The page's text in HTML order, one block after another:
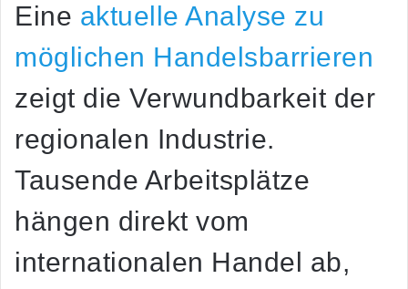
Eine aktuelle Analyse zu
möglichen Handelsbarrieren
zeigt die Verwundbarkeit der
regionalen Industrie.
Tausende Arbeitsplätze
hängen direkt vom
internationalen Handel ab,